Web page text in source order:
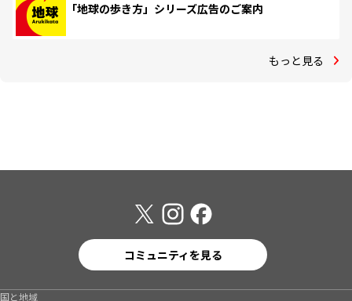
「地球の歩き方」シリーズ広告のご案内
もっと見る
コミュニティを見る
国と地域